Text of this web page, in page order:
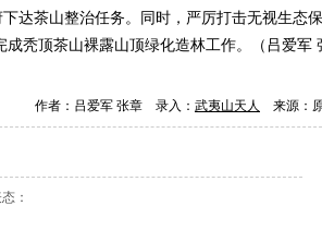
达茶山整治任务。同时，严厉打击无视生态保
秃顶茶山裸露山顶绿化造林工作。（吕爱军
作者：吕爱军 张章 录入： 武夷山天人 来源：
：